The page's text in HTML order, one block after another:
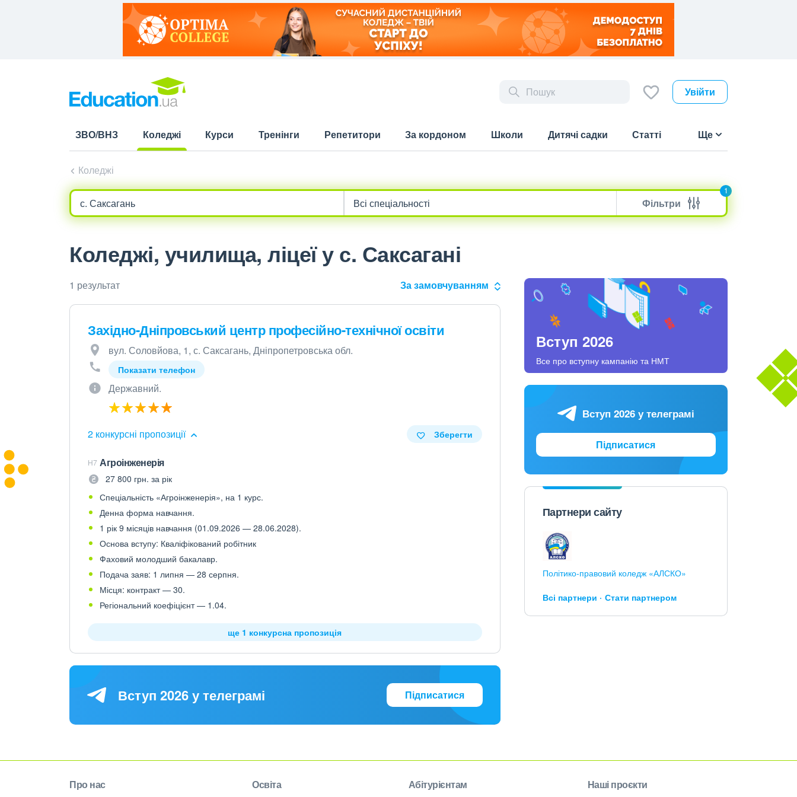
Увійти
ЗВО/ВНЗ
Коледжі
Курси Тренінги Репетитори За кордоном Школи Дитячі садки Статті Ще
Коледжі
Фільтри
1
Коледжі, училища, ліцеї у с. Саксагані
1 результат За замовчуванням
Західно-Дніпровський центр професійно-технічної освіти
вул. Соловйова, 1, с. Саксагань, Дніпропетровська обл.
Показати телефон
Державний.
2 конкурсні пропозиції Зберегти
H7 Агроінженерія
27 800 грн. за рік
Спеціальність «Агроінженерія», на 1 курс.
Денна форма навчання.
1 рік 9 місяців навчання (01.09.2026 — 28.06.2028).
Основа вступу: Кваліфікований робітник
Фаховий молодший бакалавр.
Подача заяв: 1 липня — 28 серпня.
Місця: контракт — 30.
Регіональний коефіцієнт — 1.04.
ще 1 конкурсна пропозиція
Вступ 2026 у телеграмі Підписатися
Вступ 2026
Все про вступну кампанію та НМТ
Вступ 2026 у телеграмі
Підписатися
Партнери сайту
Політико-правовий коледж «АЛСКО»
Всі партнери Стати партнером
Про нас Освіта Абітурієнтам Наші проєкти